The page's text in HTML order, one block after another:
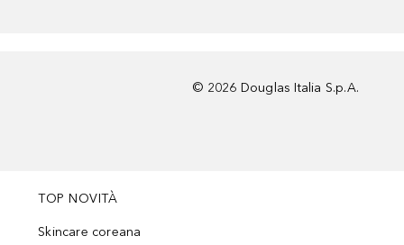
© 2026 Douglas Italia S.p.A.
TOP NOVITÀ
Skincare coreana